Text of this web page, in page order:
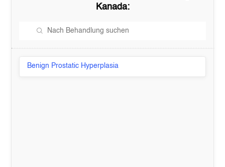
Kanada:
Benign Prostatic Hyperplasia